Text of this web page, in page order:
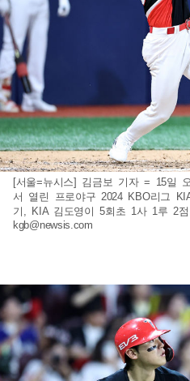
[서울=뉴시스] 김금보 기자 = 15일
서 열린 프로야구 2024 KBO리그
기, KIA 김도영이 5회초 1사 1루 2
kgb@newsis.com